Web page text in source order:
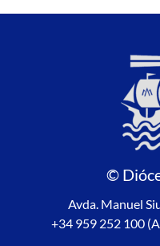
©
Avda. Manuel
+34 959 252 100